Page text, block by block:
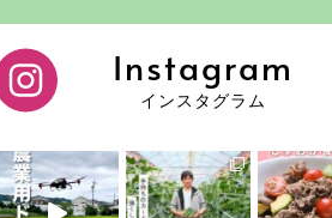
Instagram
インスタグラム